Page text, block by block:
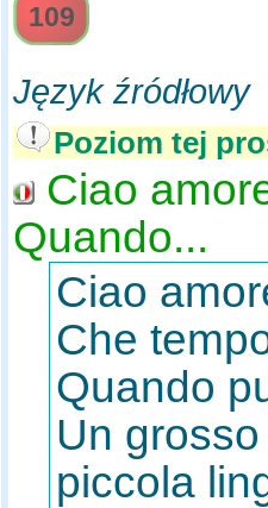
109
Język źródłowy
Poziom tej
Ciao
Quando...
Ciao
Che
Quando
Un
piccola